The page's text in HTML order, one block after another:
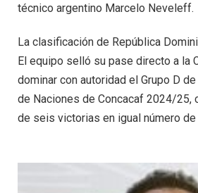
técnico argentino Marcelo Neveleff.
La clasificación de República
El equipo selló su pase directo a la
dominar con autoridad el Grupo D
de Naciones de Concacaf 2024/25,
de seis victorias en igual número